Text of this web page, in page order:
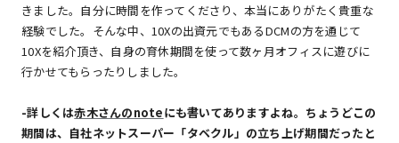
きました。自分に時間を作ってくださり、本当にありがたく貴重な
経験でした。そんな中、10Xの出資元でもあるDCMの方を通じて
10Xを紹介頂き、自身の育休期間を使って数ヶ月オフィスに遊びに
行かせてもらったりしました。
-詳しくは赤木さんのnoteにも書いてありますよね。ちょうどこの
期間は、自社ネットスーパー「タベクル」の立ち上げ期間だったと